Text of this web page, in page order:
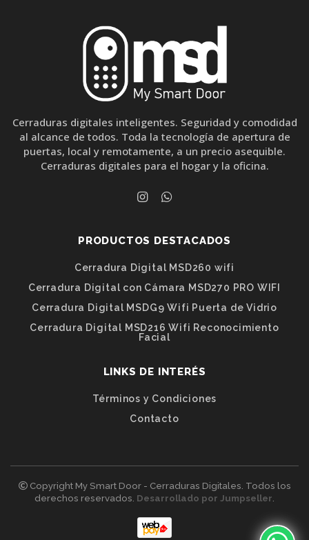
Cerraduras digitales inteligentes. Seguridad y comodidad
al alcance de todos. Toda la tecnología de apertura de
puertas, local y remotamente, a un precio asequible.
Cerraduras digitales para el hogar y la oficina.
PRODUCTOS DESTACADOS
Cerradura Digital MSD260 wifi
Cerradura Digital con Cámara MSD270 PRO WIFI
Cerradura Digital MSDG9 Wifi Puerta de Vidrio
Cerradura Digital MSD216 Wifi Reconocimiento
Facial
LINKS DE INTERÉS
Términos y Condiciones
Contacto
Copyright My Smart Door - Cerraduras Digitales. Todos los
derechos reservados. Desarrollado por Jumpseller.